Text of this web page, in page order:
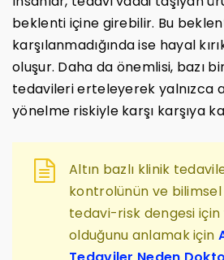
beklenti içine girebilir. Bu
karşılanmadığında ise hayal
oluşur. Daha da önemlisi, bazı
tedavileri erteleyerek yalnızca
yönelme riskiyle karşı karşıya
Altın bazlı klinik
kontrolünün ve
tedavi-risk dengesi
olduğunu anlamak için